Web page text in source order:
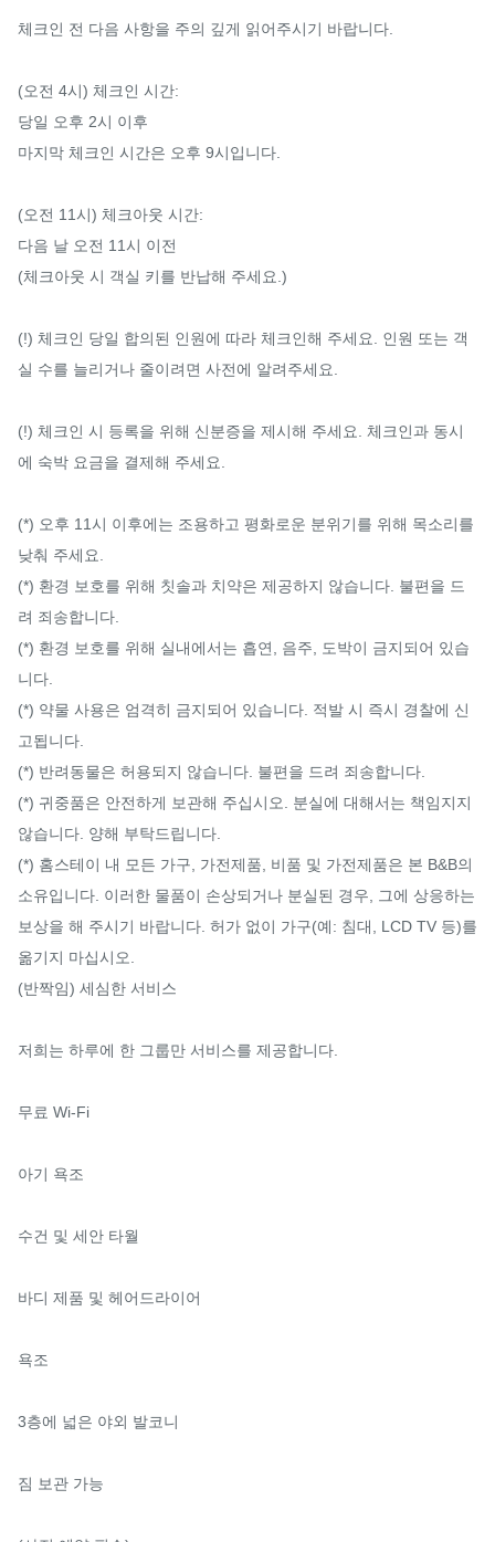
체크인 전 다음 사항을 주의 깊게 읽어주시기 바랍니다.
(오전 4시) 체크인 시간:
당일 오후 2시 이후
마지막 체크인 시간은 오후 9시입니다.
(오전 11시) 체크아웃 시간:
다음 날 오전 11시 이전
(체크아웃 시 객실 키를 반납해 주세요.)
(!) 체크인 당일 합의된 인원에 따라 체크인해 주세요. 인원 또는 객
실 수를 늘리거나 줄이려면 사전에 알려주세요.
(!) 체크인 시 등록을 위해 신분증을 제시해 주세요. 체크인과 동시
에 숙박 요금을 결제해 주세요.
(*) 오후 11시 이후에는 조용하고 평화로운 분위기를 위해 목소리를
낮춰 주세요.
(*) 환경 보호를 위해 칫솔과 치약은 제공하지 않습니다. 불편을 드
려 죄송합니다.
(*) 환경 보호를 위해 실내에서는 흡연, 음주, 도박이 금지되어 있습
니다.
(*) 약물 사용은 엄격히 금지되어 있습니다. 적발 시 즉시 경찰에 신
고됩니다.
(*) 반려동물은 허용되지 않습니다. 불편을 드려 죄송합니다.
(*) 귀중품은 안전하게 보관해 주십시오. 분실에 대해서는 책임지지
않습니다. 양해 부탁드립니다.
(*) 홈스테이 내 모든 가구, 가전제품, 비품 및 가전제품은 본 B&B의
소유입니다. 이러한 물품이 손상되거나 분실된 경우, 그에 상응하는
보상을 해 주시기 바랍니다. 허가 없이 가구(예: 침대, LCD TV 등)를
옮기지 마십시오.
(반짝임) 세심한 서비스
저희는 하루에 한 그룹만 서비스를 제공합니다.
무료 Wi-Fi
아기 욕조
수건 및 세안 타월
바디 제품 및 헤어드라이어
욕조
3층에 넓은 야외 발코니
짐 보관 가능